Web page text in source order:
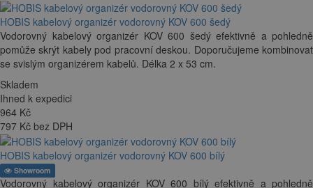
HOBIS kabelový organizér vodorovný KOV 600 šedý
Vodorovný kabelový organizér KOV 600 šedý efektivně a pohledně
pomůže skrýt kabely pod pracovní deskou. Doporučujeme kombinovat
se svislým organizérem kabelů. Délka 2 x 53 cm.
Skladem
Ihned k expedici
964 Kč
797 Kč bez DPH
HOBIS kabelový organizér vodorovný KOV 600 bílý
Showroom
Vodorovný kabelový organizér KOV 600 bílý efektivně a pohledně